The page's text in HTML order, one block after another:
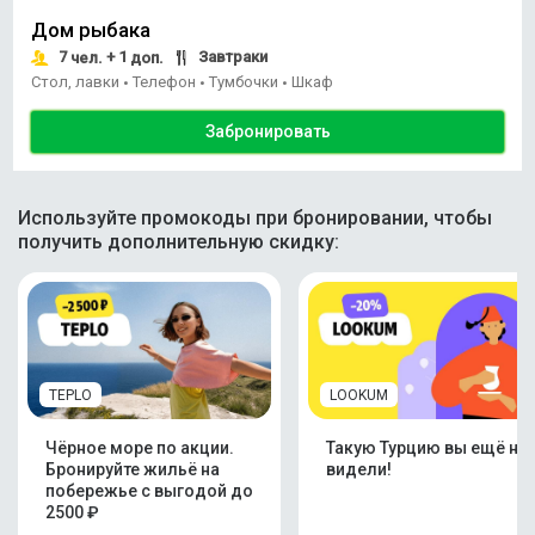
Дом рыбака
7чел. + 1 доп.
Завтраки
Стол, лавки • Телефон • Тумбочки • Шкаф
Забронировать
Используйте промокоды при бронировании, чтобы
получить дополнительную скидку:
TEPLO
Чёрное море по акции.
Бронируйте жильё на
побережье с выгодой до
2500 ₽
LOOKUM
Такую Турцию вы ещё не
видели!